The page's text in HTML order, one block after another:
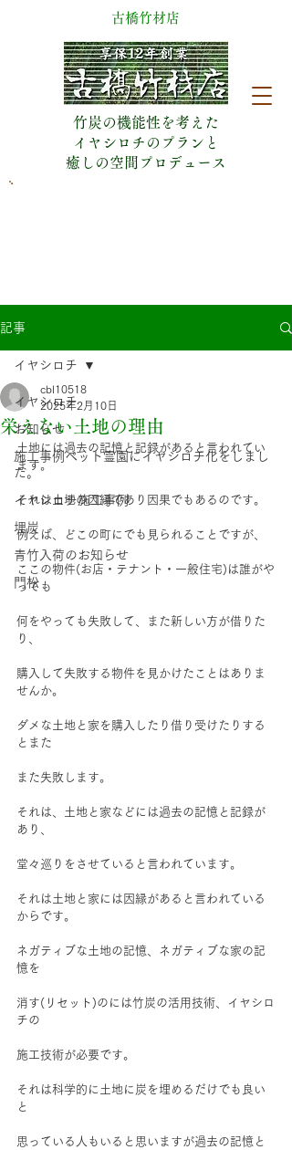
​古橋竹材店
竹炭の機能性を考えた
イヤシロチのプランと
​癒しの空間プロデュース
記事
イヤシロチ
お知らせ
施工事例ペット霊園にイヤシロチ化をしまし
た。
イヤシロチ施工事例
埋炭
青竹入荷のお知らせ
門松
イヤシロチ
栄えない土地の理由
cbl10518
2025年2月10日
土地には過去の記憶と記録があると言われてい
ます。
それは土地の因縁であり因果でもあるのです。
例えば、どこの町にでも見られることですが、
ここの物件(お店・テナント・一般住宅)は誰がや
っても
何をやっても失敗して、また新しい方が借りた
り、
購入して失敗する物件を見かけたことはありま
せんか。
ダメな土地と家を購入したり借り受けたりする
とまた
また失敗します。
それは、土地と家などには過去の記憶と記録が
あり、
堂々巡りをさせていると言われています。
それは土地と家には因縁があると言われている
からです。
ネガティブな土地の記憶、ネガティブな家の記
憶を
消す(リセット)のには竹炭の活用技術、イヤシロ
チの
施工技術が必要です。
それは科学的に土地に炭を埋めるだけでも良い
と
思っている人もいると思いますが過去の記憶と